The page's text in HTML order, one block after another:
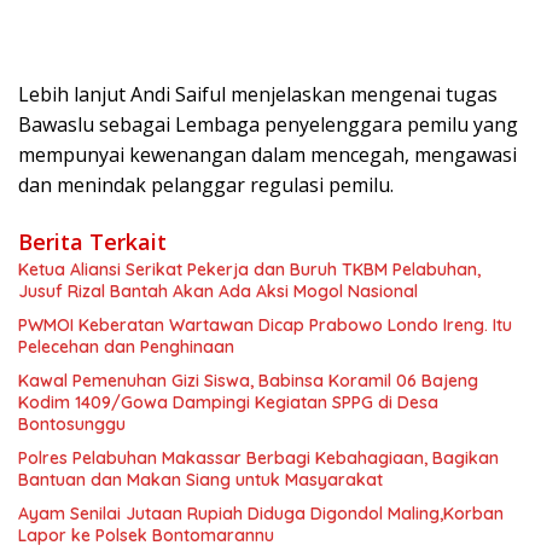
Lebih lanjut Andi Saiful menjelaskan mengenai tugas
Bawaslu sebagai Lembaga penyelenggara pemilu yang
mempunyai kewenangan dalam mencegah, mengawasi
dan menindak pelanggar regulasi pemilu.
Berita Terkait
Ketua Aliansi Serikat Pekerja dan Buruh TKBM Pelabuhan,
Jusuf Rizal Bantah Akan Ada Aksi Mogol Nasional
PWMOI Keberatan Wartawan Dicap Prabowo Londo Ireng. Itu
Pelecehan dan Penghinaan
Kawal Pemenuhan Gizi Siswa, Babinsa Koramil 06 Bajeng
Kodim 1409/Gowa Dampingi Kegiatan SPPG di Desa
Bontosunggu
Polres Pelabuhan Makassar Berbagi Kebahagiaan, Bagikan
Bantuan dan Makan Siang untuk Masyarakat
Ayam Senilai Jutaan Rupiah Diduga Digondol Maling,Korban
Lapor ke Polsek Bontomarannu